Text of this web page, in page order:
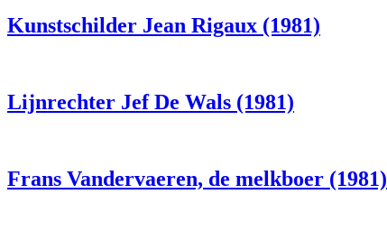
Kunstschilder Jean Rigaux (1981)
Lijnrechter Jef De Wals (1981)
Frans Vandervaeren, de melkboer (1981)